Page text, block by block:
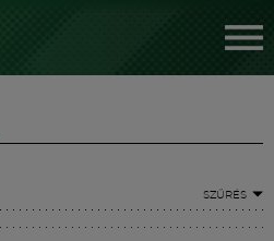
SZŰRÉS